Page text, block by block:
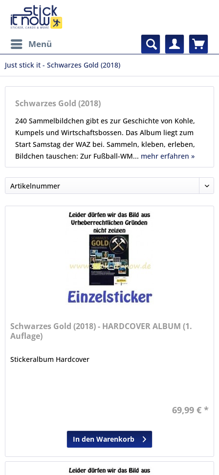
Menü
Just stick it - Schwarzes Gold (2018)
Schwarzes Gold (2018)
240 Sammelbildchen gibt es zur Geschichte von Kohle,
Kumpels und Wirtschaftsbossen. Das Album liegt zum
Start Samstag der WAZ bei. Sammeln, kleben, erleben,
Bildchen tauschen: Zur Fußball-WM... mehr erfahren »
Schwarzes Gold (2018) - HARDCOVER ALBUM (1.
Auflage)
Stickeralbum Hardcover
69,99 € *
In den Warenkorb